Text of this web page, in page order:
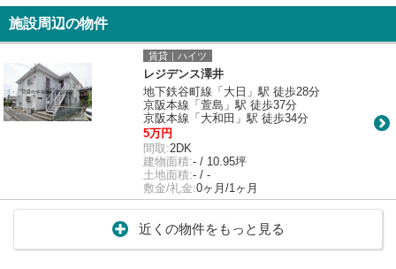
施設周辺の物件
賃貸｜ハイツ
レジデンス澤井
地下鉄谷町線「大日」駅 徒歩28分
京阪本線「萱島」駅 徒歩37分
京阪本線「大和田」駅 徒歩34分
5万円
間取:2DK
建物面積:- / 10.95坪
土地面積:- / -
敷金/礼金:0ヶ月/1ヶ月
近くの物件をもっと見る